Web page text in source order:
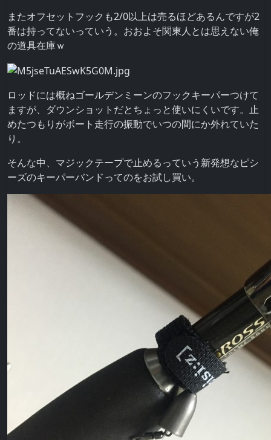
またオフセットフックも2/0以上は売るほどあるんですが2
番は持ってないっていう。おおよそ関東人とは思えない俺
の道具在庫ｗ
ロッドには概ねゴールデンミーンのフックキーパーつけて
ますが、ダウンショットだとちょっと使いにくいです。止
めたつもりがボート走行の振動でいつの間にか外れていた
り。
そんな中、マジックテープで止めるっていう新発想なピシ
ーズのキーパーバンドってのをお試し買い。